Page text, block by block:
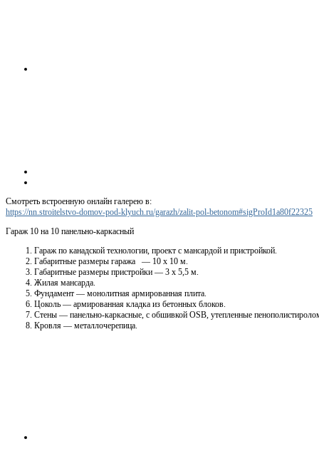
Смотреть встроенную онлайн галерею в:
https://nn.stroitelstvo-domov-pod-klyuch.ru/garazh/zalit-pol-betonom#sigProId1a80f22325
Гараж 10 на 10 панельно-каркасный
Гараж по канадской технологии, проект с мансардой и пристройкой.
Габаритные размеры гаража — 10 х 10 м.
Габаритные размеры пристройки — 3 х 5,5 м.
Жилая мансарда.
Фундамент — монолитная армированная плита.
Цоколь — армированная кладка из бетонных блоков.
Стены — панельно-каркасные, с обшивкой OSB, утепленные
Кровля — металлочерепица.